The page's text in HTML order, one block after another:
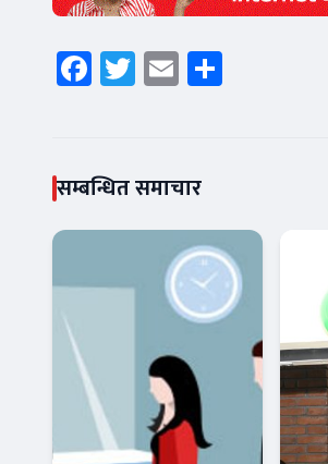
Facebook
Twitter
Email
सम्बन्धित समाचार